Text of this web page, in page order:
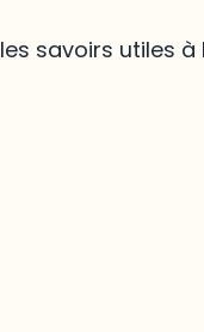
les savoirs utiles à